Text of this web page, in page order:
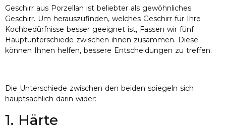
Geschirr aus Porzellan ist beliebter als gewöhnliches
Geschirr. Um herauszufinden, welches Geschirr für Ihre
Kochbedürfnisse besser geeignet ist, Fassen wir fünf
Hauptunterschiede zwischen ihnen zusammen. Diese
können Ihnen helfen, bessere Entscheidungen zu treffen.
Die Unterschiede zwischen den beiden spiegeln sich
hauptsächlich darin wider:
1. Härte